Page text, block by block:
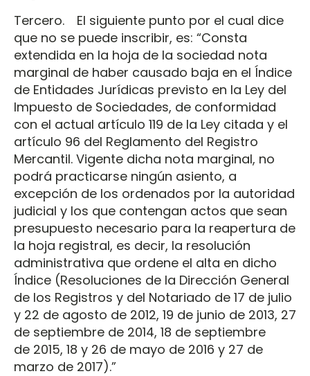
Tercero. El siguiente punto por el cual dice
que no se puede inscribir, es: “Consta
extendida en la hoja de la sociedad nota
marginal de haber causado baja en el Índice
de Entidades Jurídicas previsto en la Ley del
Impuesto de Sociedades, de conformidad
con el actual artículo 119 de la Ley citada y el
artículo 96 del Reglamento del Registro
Mercantil. Vigente dicha nota marginal, no
podrá practicarse ningún asiento, a
excepción de los ordenados por la autoridad
judicial y los que contengan actos que sean
presupuesto necesario para la reapertura de
la hoja registral, es decir, la resolución
administrativa que ordene el alta en dicho
Índice (Resoluciones de la Dirección General
de los Registros y del Notariado de 17 de julio
y 22 de agosto de 2012, 19 de junio de 2013, 27
de septiembre de 2014, 18 de septiembre
de 2015, 18 y 26 de mayo de 2016 y 27 de
marzo de 2017).”